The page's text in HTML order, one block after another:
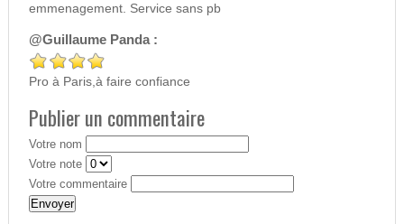
emmenagement. Service sans pb
@Guillaume Panda :
Pro à Paris,à faire confiance
Publier un commentaire
Votre nom
Votre note
Votre commentaire